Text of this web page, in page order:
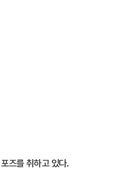
즈를 취하고 있다.